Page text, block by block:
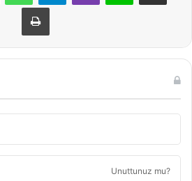
Yazdır
Unuttunuz mu?